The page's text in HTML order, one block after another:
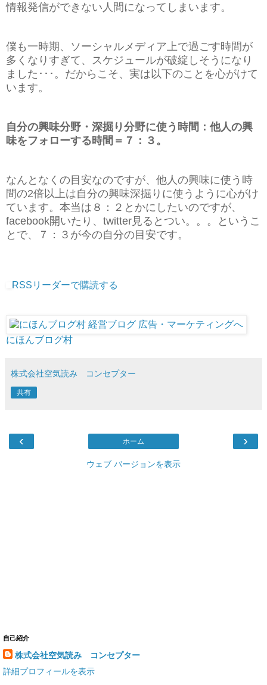
情報発信ができない人間になってしまいます。
僕も一時期、ソーシャルメディア上で過ごす時間が
多くなりすぎて、スケジュールが破綻しそうになり
ました･･･。だからこそ、実は以下のことを心がけて
います。
自分の興味分野・深掘り分野に使う時間：他人の興
味をフォローする時間＝７：３。
なんとなくの目安なのですが、他人の興味に使う時
間の2倍以上は自分の興味深掘りに使うように心がけ
ています。本当は８：２とかにしたいのですが、
facebook開いたり、twitter見るとつい。。。というこ
とで、７：３が今の自分の目安です。
RSSリーダーで購読する
にほんブログ村
株式会社空気読み コンセプター
共有
‹ ›
ホーム
ウェブ バージョンを表示
自己紹介
株式会社空気読み コンセプター
詳細プロフィールを表示